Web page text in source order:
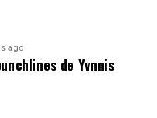
ago
de Yvnnis